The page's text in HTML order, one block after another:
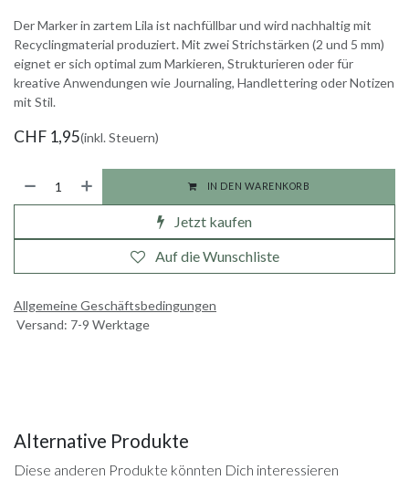
Der Marker in zartem Lila ist nachfüllbar und wird nachhaltig mit
Recyclingmaterial produziert. Mit zwei Strichstärken (2 und 5 mm)
eignet er sich optimal zum Markieren, Strukturieren oder für
kreative Anwendungen wie Journaling, Handlettering oder Notizen
mit Stil.
CHF 1,95(inkl. Steuern)
IN DEN WARENKORB
Jetzt kaufen
Auf die Wunschliste
Allgemeine Geschäftsbedingungen
Versand: 7-9 Werktage
Alternative Produkte
Diese anderen Produkte könnten Dich interessieren